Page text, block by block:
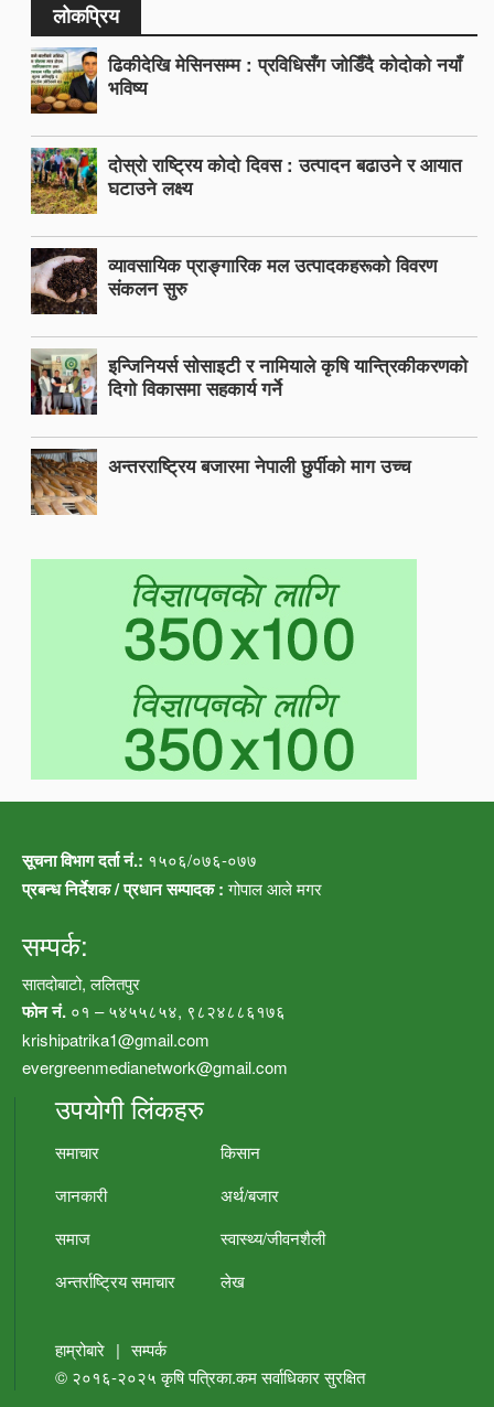
लोकप्रिय
ढिकीदेखि मेसिनसम्म : प्रविधिसँग जोडिँदै कोदोको नयाँ
भविष्य
दोस्रो राष्ट्रिय कोदो दिवस : उत्पादन बढाउने र आयात
घटाउने लक्ष्य
व्यावसायिक प्राङ्गारिक मल उत्पादकहरूको विवरण
संकलन सुरु
इन्जिनियर्स सोसाइटी र नामियाले कृषि यान्त्रिकीकरणको
दिगो विकासमा सहकार्य गर्ने
अन्तरराष्ट्रिय बजारमा नेपाली छुर्पीको माग उच्च
सूचना विभाग दर्ता नं.: १५०६/०७६-०७७
प्रबन्ध निर्देशक / प्रधान सम्पादक :गोपाल आले मगर
सम्पर्क:
सातदोबाटो, ललितपुर
फोन नं. ०१ – ५४५५८५४, ९८२४८८६१७६
krishipatrika1@gmail.com
evergreenmedianetwork@gmail.com
उपयोगी लिंकहरु
समाचार
किसान
जानकारी
अर्थ/बजार
समाज
स्वास्थ्य/जीवनशैली
अन्तर्राष्ट्रिय समाचार
लेख
हाम्रोबारे | सम्पर्क
© २०१६-२०२५कृषि पत्रिका.कमसर्वाधिकार सुरक्षित